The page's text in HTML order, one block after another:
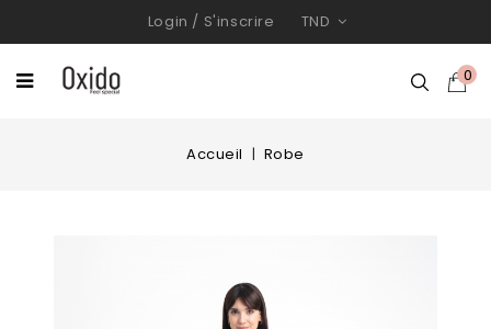
Login / S'inscrire TND
0
Accueil Robe